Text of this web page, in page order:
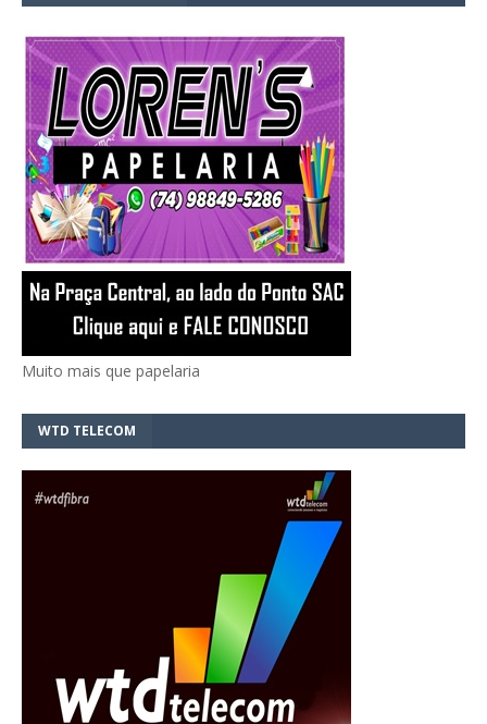
Muito mais que papelaria
WTD TELECOM